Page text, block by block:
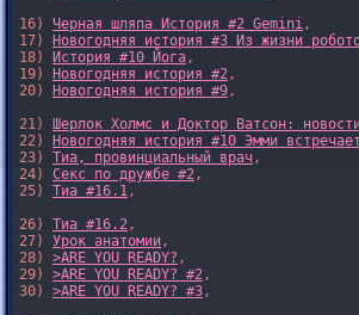
16) Черная шляпа История #2 Gemini,
17)
Новогодняя история #3 Из жизни
18)
История #10 Йога,
19)
Новогодняя история #2,
20)
Новогодняя история #9,
21) Шерлок Холмс и Доктор Ватсон:
22)
Новогодняя история #10 Эмми
23) Тиа, провинциальный врач,
24) Секс по дружбе #2,
25) Тиа #16.1,
26) Тиа #16.2,
27) Урок анатомии,
28) >ARE YOU READY? ,
29) >ARE YOU READY? #2,
30) >ARE YOU READY? #3,